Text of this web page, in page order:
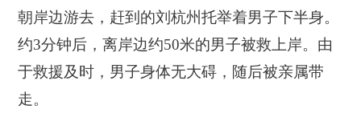
朝岸边游去，赶到的刘杭州托举着男子下半身。
约3分钟后，离岸边约50米的男子被救上岸。由
于救援及时，男子身体无大碍，随后被亲属带
走。